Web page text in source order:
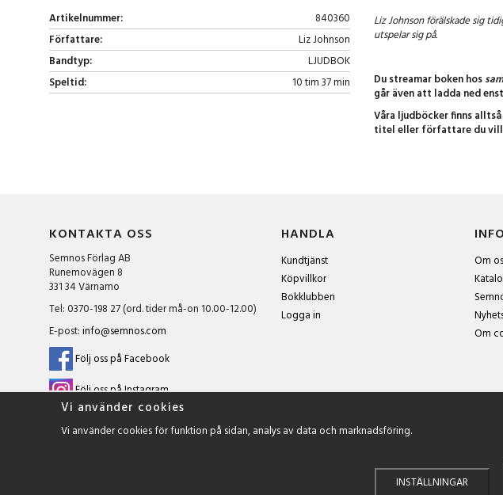
Artikelnummer:
840360
Författare:
Liz Johnson
Bandtyp:
LJUDBOK
Speltid:
10 tim 37 min
Liz Johnson förälskade sig
utspelar sig på.
Du streamar boken hos
går även att ladda ned
Våra ljudböcker finns alltså
titel eller författare du vill
KONTAKTA OSS
Semnos Förlag AB
Runemovägen 8
331 34 Värnamo
Tel: 0370-198 27 (ord. tider må-on 10.00-12.00)
E-post:info@semnos.com
Följ oss på Facebook
Följ oss på Instagram
HANDLA
Kundtjänst
Köpvillkor
Bokklubben
Logga in
Om
Om
Drift &
Vi använder cookies
Vi använder cookies för funktion på sidan, analys av data och marknadsföring.
INSTÄLLNINGAR